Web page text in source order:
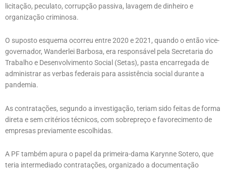
licitação, peculato, corrupção passiva, lavagem de dinheiro e
organização criminosa.
O suposto esquema ocorreu entre 2020 e 2021, quando o então vice-
governador, Wanderlei Barbosa, era responsável pela Secretaria do
Trabalho e Desenvolvimento Social (Setas), pasta encarregada de
administrar as verbas federais para assistência social durante a
pandemia.
As contratações, segundo a investigação, teriam sido feitas de forma
direta e sem critérios técnicos, com sobrepreço e favorecimento de
empresas previamente escolhidas.
A PF também apura o papel da primeira-dama Karynne Sotero, que
teria intermediado contratações, organizado a documentação